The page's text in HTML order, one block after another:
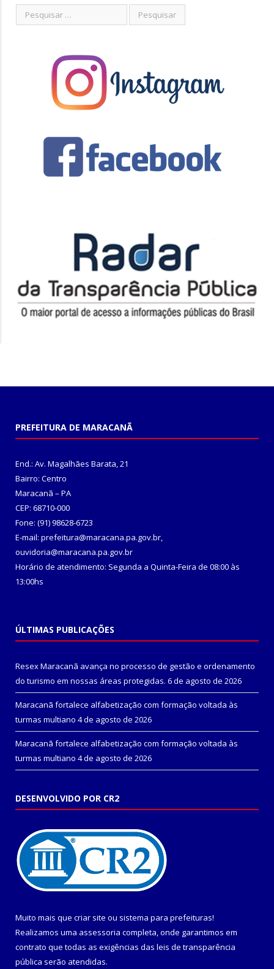
PREFEITURA DE MARACANÃ
End.: Av. Magalhães Barata, 21
Bairro: Centro
Maracanã – PA
CEP: 68710-000
Fone: (91) 98628-6723
E-mail: prefeitura@maracana.pa.gov.br,
ouvidoria@maracana.pa.gov.br
Horário de atendimento: Segunda a Quinta-Feira de 08:00 às
13:00hs
ÚLTIMAS PUBLICAÇÕES
Resex Maracanã avança no processo de gestão e ordenamento
do turismo em nossas áreas protegidas. 6 de agosto de 2026
Maracanã fortalece alfabetização com formação voltada às
turmas multiano 4 de agosto de 2026
Maracanã fortalece alfabetização com formação voltada às
turmas multiano 4 de agosto de 2026
DESENVOLVIDO POR CR2
Muito mais que criar site ou sistema para prefeituras!
Realizamos uma assessoria completa, onde garantimos em
contrato que todas as exigências das leis de transparência
pública serão atendidas.